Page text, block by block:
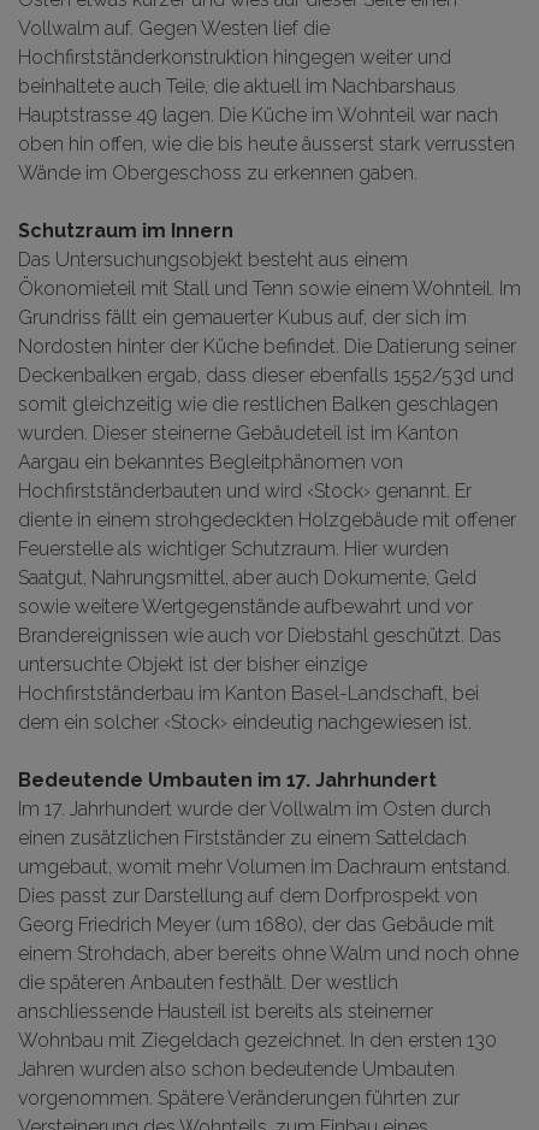
Vollwalm auf. Gegen Westen lief die
Hochfirstständerkonstruktion hingegen weiter und
beinhaltete auch Teile, die aktuell im Nachbarshaus
Hauptstrasse 49 lagen. Die Küche im Wohnteil war nach
oben hin offen, wie die bis heute äusserst stark verrussten
Wände im Obergeschoss zu erkennen gaben.
Schutzraum im Innern
Das Untersuchungsobjekt besteht aus einem
Ökonomieteil mit Stall und Tenn sowie einem Wohnteil. Im
Grundriss fällt ein gemauerter Kubus auf, der sich im
Nordosten hinter der Küche befindet. Die Datierung seiner
Deckenbalken ergab, dass dieser ebenfalls 1552/53d und
somit gleichzeitig wie die restlichen Balken geschlagen
wurden. Dieser steinerne Gebäudeteil ist im Kanton
Aargau ein bekanntes Begleitphänomen von
Hochfirstständerbauten und wird ‹Stock› genannt. Er
diente in einem strohgedeckten Holzgebäude mit offener
Feuerstelle als wichtiger Schutzraum. Hier wurden
Saatgut, Nahrungsmittel, aber auch Dokumente, Geld
sowie weitere Wertgegenstände aufbewahrt und vor
Brandereignissen wie auch vor Diebstahl geschützt. Das
untersuchte Objekt ist der bisher einzige
Hochfirstständerbau im Kanton Basel-Landschaft, bei
dem ein solcher ‹Stock› eindeutig nachgewiesen ist.
Bedeutende Umbauten im 17. Jahrhundert
Im 17. Jahrhundert wurde der Vollwalm im Osten durch
einen zusätzlichen Firstständer zu einem Satteldach
umgebaut, womit mehr Volumen im Dachraum entstand.
Dies passt zur Darstellung auf dem Dorfprospekt von
Georg Friedrich Meyer (um 1680), der das Gebäude mit
einem Strohdach, aber bereits ohne Walm und noch ohne
die späteren Anbauten festhält. Der westlich
anschliessende Hausteil ist bereits als steinerner
Wohnbau mit Ziegeldach gezeichnet. In den ersten 130
Jahren wurden also schon bedeutende Umbauten
vorgenommen. Spätere Veränderungen führten zur